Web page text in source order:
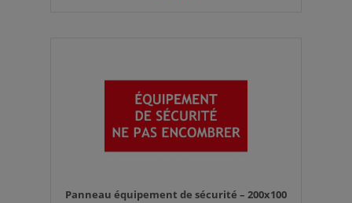
Panneau équipement de sécurité – 200x100